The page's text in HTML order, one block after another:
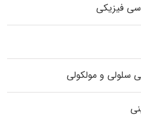
فیزیکی
سلولی و مولکولی